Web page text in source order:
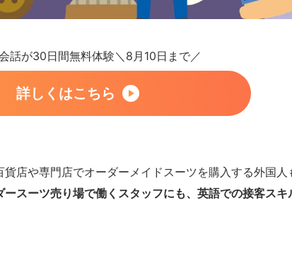
話が30日間無料体験＼8月10日まで／
詳しくはこちら
店や専門店でオーダーメイドスーツを購入する外国人
ースーツ売り場で働くスタッフにも、英語での接客スキ